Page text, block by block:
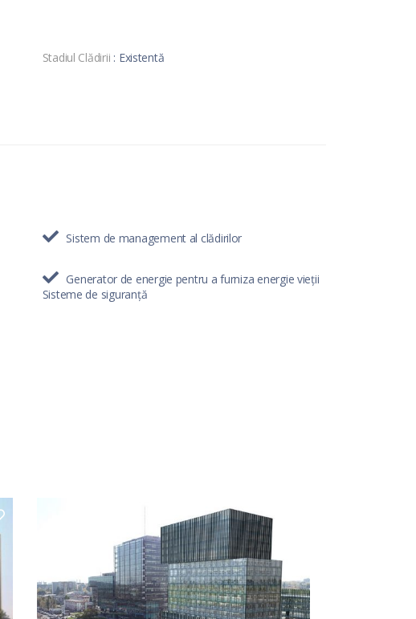
Stadiul Clădirii : Existentă
Sistem de management al clădirilor
Generator de energie pentru a furniza energie vieții
Sisteme de siguranță